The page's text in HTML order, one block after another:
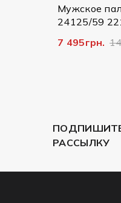
Мужское
24125/59
7 495грн.
РАССЫЛКУ